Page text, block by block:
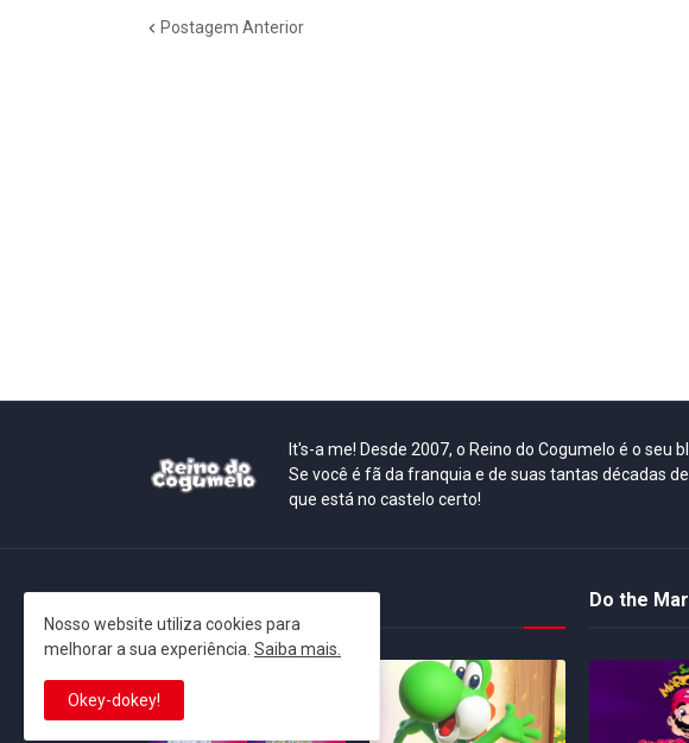
Postagem Anterior
It's-a me! Desde 2007, o Reino do Cogumelo é o seu
Se você é fã da franquia e de suas tantas décadas
que está no castelo certo!
Do the
Nosso website utiliza cookies para
melhorar a sua experiência. Saiba mais.
Okey-dokey!